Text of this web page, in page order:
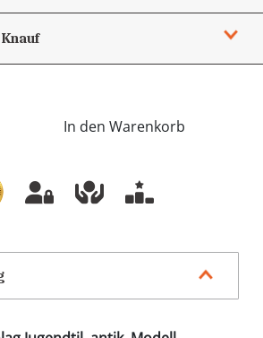
In den Warenkorb